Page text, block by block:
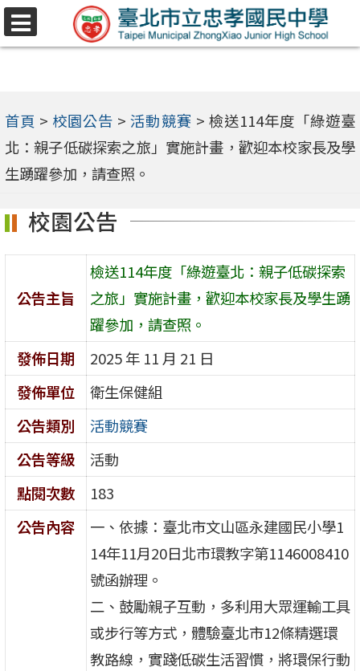
跳
至
內
容
區
選
首頁 > 校園公告 >活動競賽 > 檢送114年度「綠遊臺
北：親子低碳探索之旅」實施計畫，歡迎本校家長及學
生踴躍參加，請查照。
校園公告
公告主旨
檢送114年度「綠遊臺北：親子低碳探索
之旅」實施計畫，歡迎本校家長及學生踴
躍參加，請查照。
發佈日期
2025 年 11 月 21 日
發佈單位
衛生保健組
公告類別
活動競賽
公告等級
活動
點閱次數
183
公告內容
一、依據：臺北市文山區永建國民小學1
14年11月20日北市環教字第1146008410
號函辦理。
二、鼓勵親子互動，多利用大眾運輸工具
或步行等方式，體驗臺北市12條精選環
教路線，實踐低碳生活習慣，將環保行動